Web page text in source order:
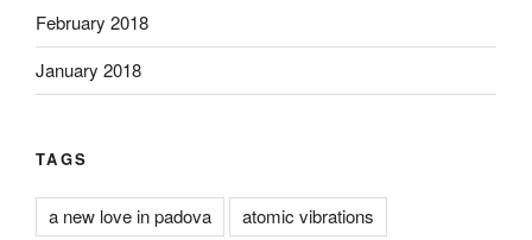
February 2018
January 2018
TAGS
a new love in padova
atomic vibrations